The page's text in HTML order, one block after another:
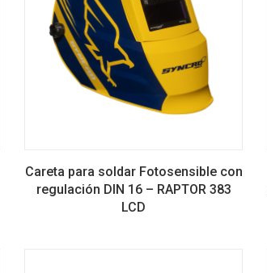
Careta para soldar Fotosensible con
regulación DIN 16 – RAPTOR 383
LCD